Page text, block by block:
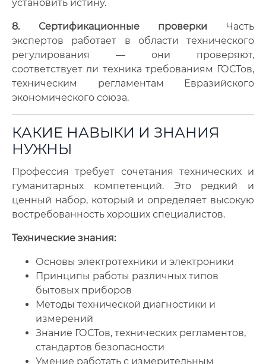
установить истину.
8. Сертификационные проверки Часть
экспертов работает в области технического
регулирования — они проверяют,
соответствует ли техника требованиям ГОСТов,
техническим регламентам Евразийского
экономического союза.
КАКИЕ НАВЫКИ И ЗНАНИЯ
НУЖНЫ
Профессия требует сочетания технических и
гуманитарных компетенций. Это редкий и
ценный набор, который и определяет высокую
востребованность хороших специалистов.
Технические знания:
Основы электротехники и электроники
Принципы работы различных типов
бытовых приборов
Методы технической диагностики и
измерений
Знание ГОСТов, технических регламентов,
стандартов безопасности
Умение работать с измерительным